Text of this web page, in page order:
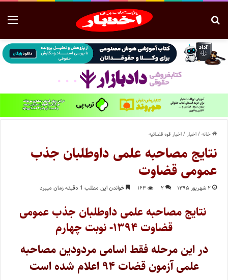
خانه/اخبار /اخبار قوه قضائیه
نتایج مصاحبه علمی داوطلبان جذب
عمومی قضاوت
۲ شهریور ۱۳۹۵ ۲ ۱۶۳ خواندن این مطلب 1 دقیقه زمان میبرد
نتایج مصاحبه علمی داوطلبان جذب عمومی
قضاوت ۱۳۹۴- نوبت چهارم
در این مرحله فقط اسامی مردودین مصاحبه
علمی آزمون قضات ۹۴ اعلام شده است